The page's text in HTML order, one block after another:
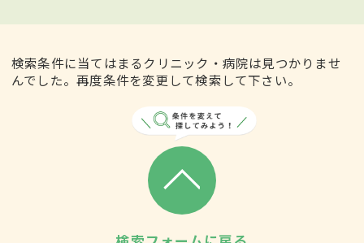
検索条件に当てはまるクリニック・病院は見つかりませ
んでした。再度条件を変更して検索して下さい。